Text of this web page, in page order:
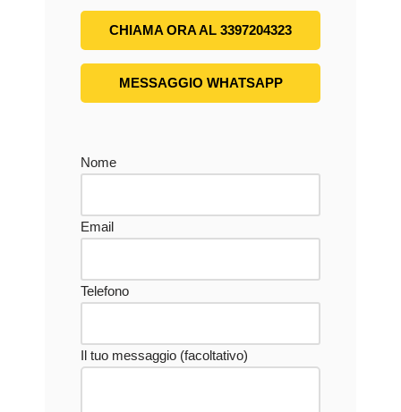
CHIAMA ORA AL 3397204323
MESSAGGIO WHATSAPP
Nome
Email
Telefono
Il tuo messaggio (facoltativo)